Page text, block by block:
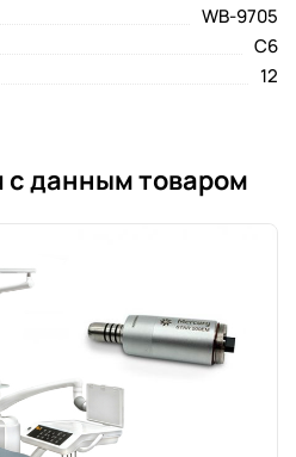
WB-9705
C6
12
с данным товаром